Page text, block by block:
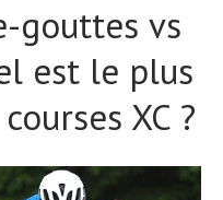
gouttes vs
est le plus
XC ?